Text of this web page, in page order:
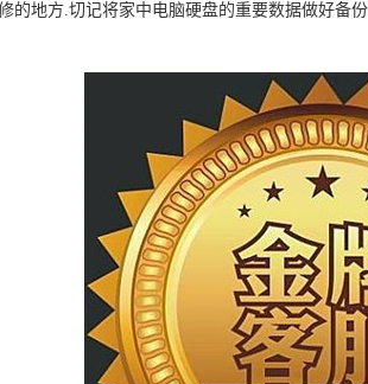
的地方.切记将家中电脑硬盘的重要数据做好备